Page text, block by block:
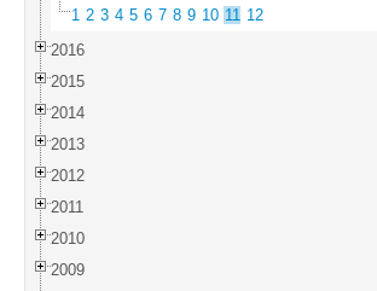
1 2 3 4 5 6 7 8 9 10 11 12
2016
2015
2014
2013
2012
2011
2010
2009